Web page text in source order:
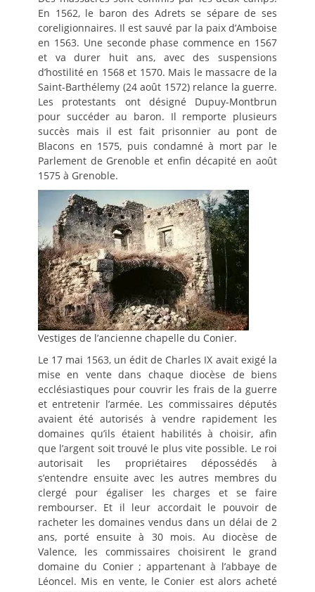
En 1562, le baron des Adrets se sépare de ses
coreligionnaires. Il est sauvé par la paix d’Amboise
en 1563. Une seconde phase commence en 1567
et va durer huit ans, avec des suspensions
d’hostilité en 1568 et 1570. Mais le massacre de la
Saint-Barthélemy (24 août 1572) relance la guerre.
Les protestants ont désigné Dupuy-Montbrun
pour succéder au baron. Il remporte plusieurs
succès mais il est fait prisonnier au pont de
Blacons en 1575, puis condamné à mort par le
Parlement de Grenoble et enfin décapité en août
1575 à Grenoble.
Vestiges de l’ancienne chapelle du Conier.
Le 17 mai 1563, un édit de Charles IX avait exigé la
mise en vente dans chaque diocèse de biens
ecclésiastiques pour couvrir les frais de la guerre
et entretenir l’armée. Les commissaires députés
avaient été autorisés à vendre rapidement les
domaines qu’ils étaient habilités à choisir, afin
que l’argent soit trouvé le plus vite possible. Le roi
autorisait les propriétaires dépossédés à
s’entendre ensuite avec les autres membres du
clergé pour égaliser les charges et se faire
rembourser. Et il leur accordait le pouvoir de
racheter les domaines vendus dans un délai de 2
ans, porté ensuite à 30 mois. Au diocèse de
Valence, les commissaires choisirent le grand
domaine du Conier ; appartenant à l’abbaye de
Léoncel. Mis en vente, le Conier est alors acheté